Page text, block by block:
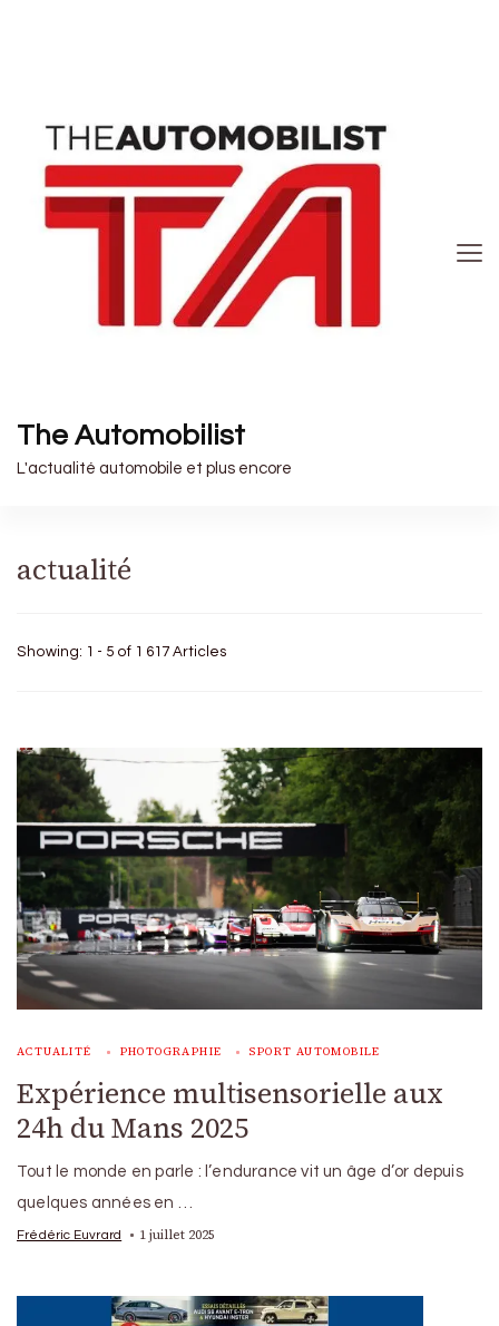
The Automobilist
L'actualité automobile et plus encore
actualité
Showing: 1 - 5 of 1 617 Articles
ACTUALITÉ PHOTOGRAPHIE SPORT AUTOMOBILE
Expérience multisensorielle aux
24h du Mans 2025
Tout le monde en parle : l’endurance vit un âge d’or depuis
quelques années en …
Frédéric Euvrard 1 juillet 2025